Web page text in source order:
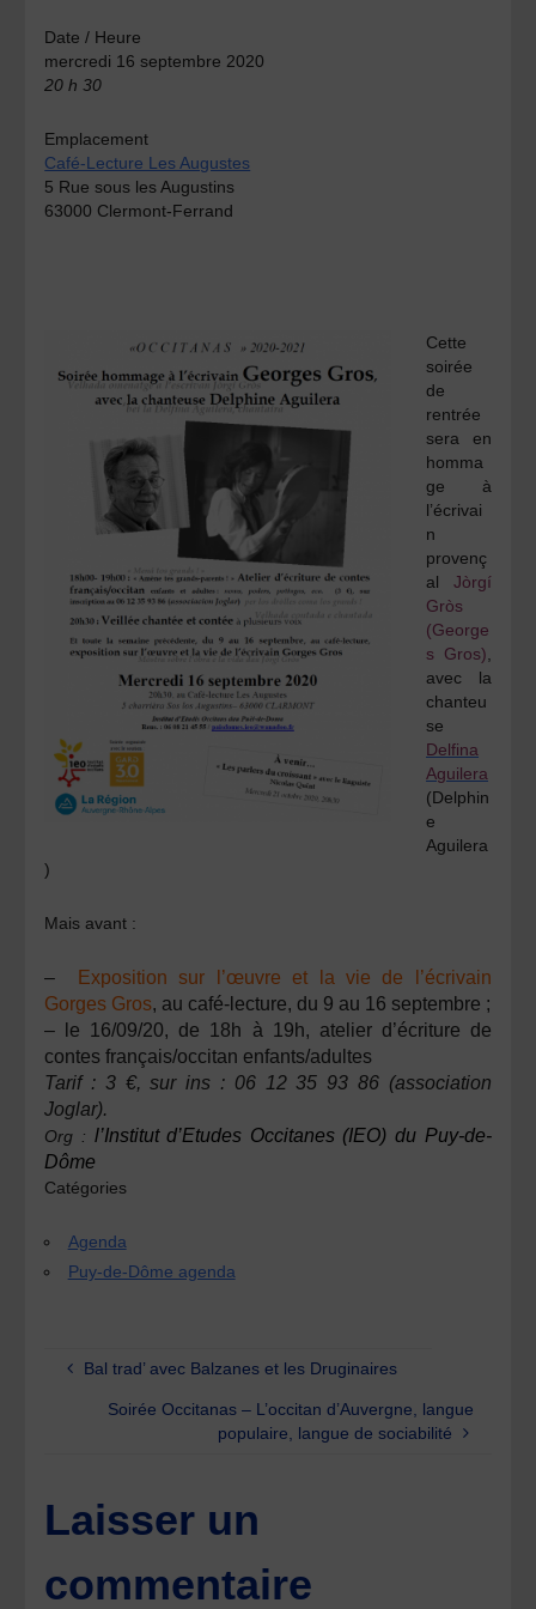
Date / Heure
mercredi 16 septembre 2020
20 h 30
Emplacement
Café-Lecture Les Augustes
5 Rue sous les Augustins
63000 Clermont-Ferrand
Cette
soirée
de
rentrée
sera en
homma
ge à
l’écrivai
n
provenç
al Jòrgí
Gròs
(George
s Gros)
avec la
chanteu
se
Delfina
Aguilera
(Delphin
e
Aguilera
)
Mais avant :
–
Exposition sur l’œuvre et la vie de l’écrivain
Gorges Gros, au café-lecture, du 9 au 16 septembre ;
– le 16/09/20, de 18h à 19h, atelier d’écriture de
contes français/occitan enfants/adultes
Tarif : 3 €, sur ins : 06 12 35 93 86 (association
Joglar).
Org : l’Institut d’Etudes Occitanes (IEO) du Puy-de-
Dôme
Catégories
Agenda
Puy-de-Dôme agenda
Bal trad’ avec Balzanes et les Druginaires
Soirée Occitanas – L’occitan d’Auvergne, langue
populaire, langue de sociabilité
Laisser un
commentaire